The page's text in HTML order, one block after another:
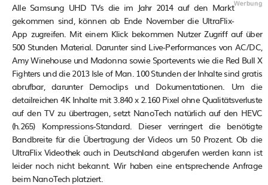
Alle Samsung UHD TVs die im Jahr 2014 auf den Markt
gekommen sind, können ab Ende November die UltraFlix-
App zugreifen. Mit einem Klick bekommen Nutzer Zugriff auf über
500 Stunden Material. Darunter sind Live-Performances von AC/DC,
Amy Winehouse und Madonna sowie Sportevents wie die Red Bull X
Fighters und die 2013 Isle of Man. 100 Stunden der Inhalte sind gratis
abrufbar, darunter Democlips und Dokumentationen. Um die
detailreichen 4K Inhalte mit 3.840 x 2.160 Pixel ohne Qualitätsverluste
auf den TV zu übertragen, setzt NanoTech natürlich auf den HEVC
(h.265) Kompressions-Standard. Dieser verringert die benötigte
Bandbreite für die Übertragung der Videos um 50 Prozent. Ob die
UltraFlix Videothek auch in Deutschland abgerufen werden kann ist
leider noch nicht bekannt. Wir haben eine entsprechende Anfrage
beim NanoTech platziert.